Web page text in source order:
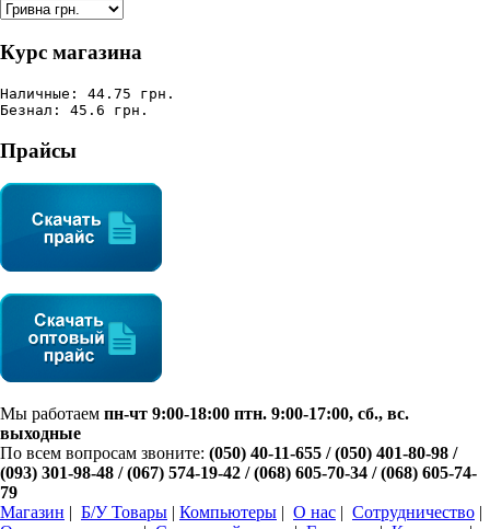
Курс магазина
Наличные: 44.75 грн.
Безнал: 45.6 грн.
Прайсы
Мы работаем пн-чт 9:00-18:00 птн. 9:00-17:00, сб., вс.
выходные
По всем вопросам звоните: (050) 40-11-655 / (050) 401-80-98 /
(093) 301-98-48 /(067) 574-19-42 / (068) 605-70-34 / (068) 605-74-
79
Магазин | Б/У Товары | Компьютеры | О нас | Сотрудничество |